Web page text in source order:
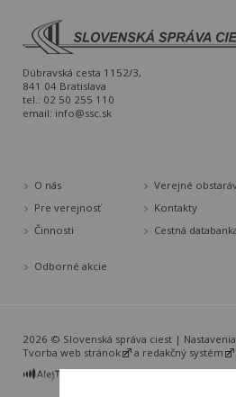
Dúbravská cesta 1152/3,
841 04 Bratislava
tel.: 02 50 255 110
email: info@ssc.sk
O nás Verejné
Pre verejnosť
Kontakty
Činnosti
Cestná
Odborné akcie
2026 © Slovenská správa ciest |
Tvorba web stránok
a redakčný systém